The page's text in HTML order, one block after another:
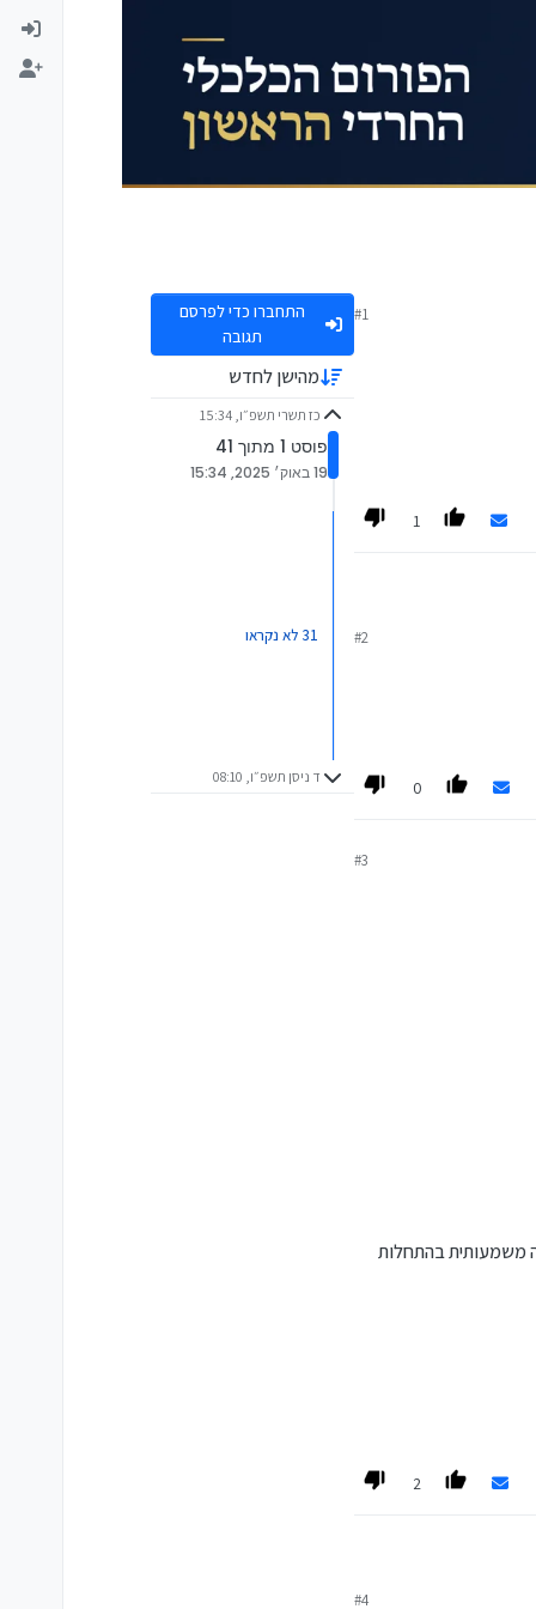
#1
1
#2
0
#3
משמעותית בהתחלות
2
#4
התחברו כדי לפרסם
תגובה
מהישן לחדש
כז תשרי תשפ״ו, 15:34
פוסט 1 מתוך 41
19 באוק׳ 2025, 15:34
31 לא נקראו
ד ניסן תשפ״ו, 08:10